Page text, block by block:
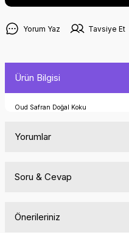
Yorum Yaz Tavsiye Et
Ürün Bilgisi
Oud Safran Doğal Koku
Yorumlar
Soru & Cevap
Önerileriniz